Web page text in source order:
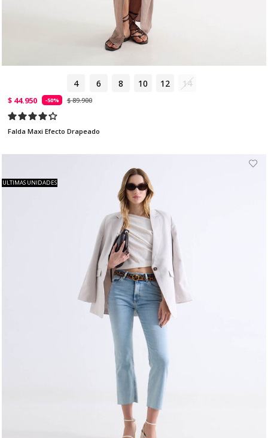
4 6 8 10 12 14
$ 44.950 -50% $ 89.900
Falda Maxi Efecto Drapeado
ULTIMAS UNIDADES